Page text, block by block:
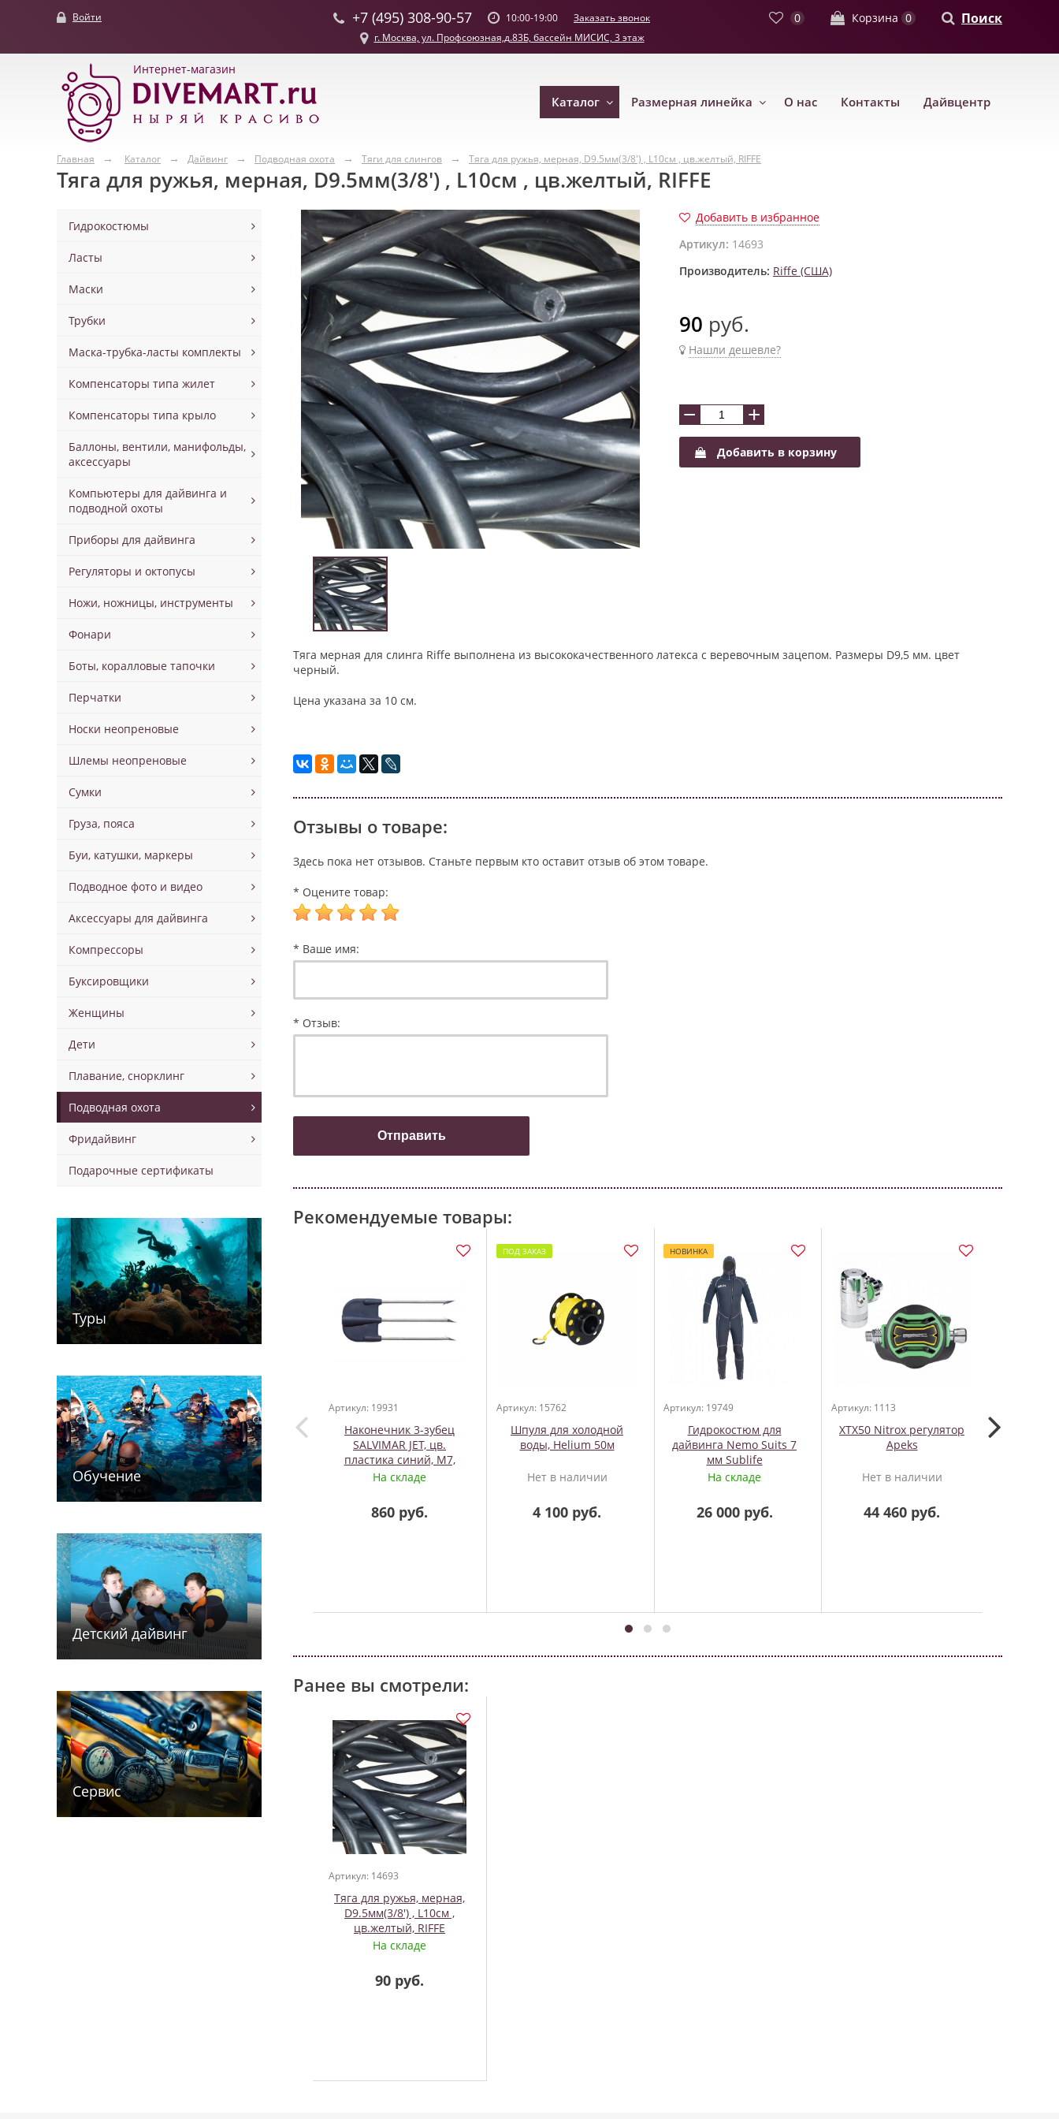
Войти +7 (495) 308-90-57 10:00-19:00 Заказать звонок 0 Корзина 0 Поиск
г. Москва, ул. Профсоюзная,д.83Б, бассейн МИСИС, 3 этаж
Интернет-магазин
Каталог Размерная линейка О нас Контакты Дайвцентр
Главная Каталог Дайвинг Подводная охота Тяги для слингов Тяга для ружья, мерная, D9.5мм(3/8') , L10см , цв.желтый, RIFFE
Тяга для ружья, мерная, D9.5мм(3/8') , L10см , цв.желтый, RIFFE
Гидрокостюмы
Ласты
Маски
Трубки
Маска-трубка-ласты комплекты
Компенсаторы типа жилет
Компенсаторы типа крыло
Баллоны, вентили, манифольды,
аксессуары
Компьютеры для дайвинга и
подводной охоты
Приборы для дайвинга
Регуляторы и октопусы
Ножи, ножницы, инструменты
Фонари
Боты, коралловые тапочки
Перчатки
Носки неопреновые
Шлемы неопреновые
Сумки
Груза, пояса
Буи, катушки, маркеры
Подводное фото и видео
Аксессуары для дайвинга
Компрессоры
Буксировщики
Женщины
Дети
Плавание, снорклинг
Подводная охота
Фридайвинг
Подарочные сертификаты
Туры
Обучение
Детский дайв­­инг
Сервис
Добавить в избранное
Артикул: 14693
Производитель: Riffe (США)
90 руб.
Нашли дешевле?
− +
Добавить в корзину
Тяга мерная для слинга Riffe выполнена из высококачественного латекса с веревочным зацепом. Размеры D9,5 мм. цвет
черный.
Цена указана за 10 см.
Отзывы о товаре:
Здесь пока нет отзывов. Станьте первым кто оставит отзыв об этом товаре.
* Оцените товар:
* Ваше имя:
* Отзыв:
Рекомендуемые товары:
Артикул: 19931
Наконечник 3-зубец
SALVIMAR JET, цв.
пластика синий, М7,
зубцы d4мм,
закалённая сталь
На складе
860 руб.
ПОД ЗАКАЗ
Артикул: 15762
Шпуля для холодной
воды, Helium 50м
Нет в наличии
4 100 руб.
НОВИНКА
Артикул: 19749
Гидрокостюм для
дайвинга Nemo Suits 7
мм Sublife
На складе
26 000 руб.
Артикул: 1113
XTX50 Nitrox регулятор
Apeks
Нет в наличии
44 460 руб.
Ранее вы смотрели:
Артикул: 14693
Тяга для ружья, мерная,
D9.5мм(3/8') , L10см ,
цв.желтый, RIFFE
На складе
90 руб.